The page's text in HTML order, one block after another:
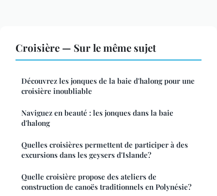
Croisière — Sur le même sujet
Découvrez les jonques de la baie d'halong pour une
croisière inoubliable
Naviguez en beauté : les jonques dans la baie
d'halong
Quelles croisières permettent de participer à des
excursions dans les geysers d'Islande?
Quelle croisière propose des ateliers de
construction de canoës traditionnels en Polynésie?